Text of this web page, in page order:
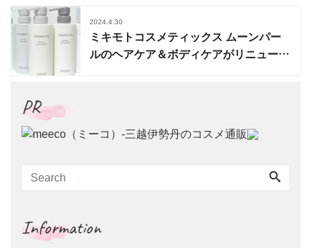
2024.4.30
ミキモトコスメティックス ムーンパー
ルのヘアケア＆ボディケアがリニューア
PR
Information